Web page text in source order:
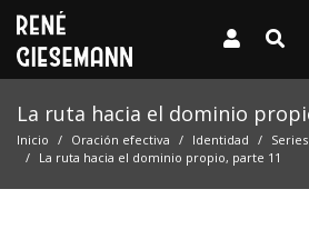
La ruta hacia el dominio
Inicio Oración efectiva Identidad
Series
La ruta hacia el dominio propio, parte 11